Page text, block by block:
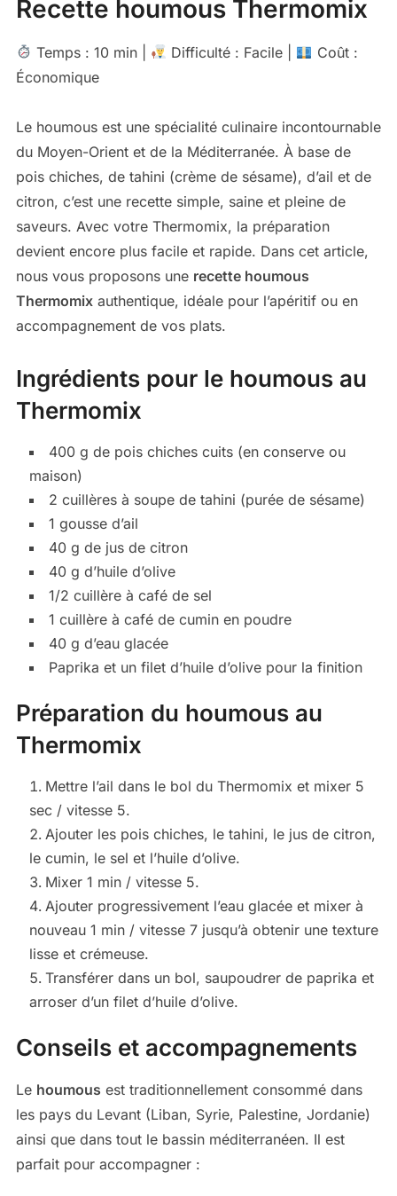
Recette houmous Thermomix
Temps : 10 min | Difficulté : Facile |
Coût :
Économique
Le houmous est une spécialité culinaire incontournable
du Moyen-Orient et de la Méditerranée. À base de
pois chiches, de tahini (crème de sésame), d’ail et de
citron, c’est une recette simple, saine et pleine de
saveurs. Avec votre Thermomix, la préparation
devient encore plus facile et rapide. Dans cet article,
nous vous proposons une recette houmous
Thermomixauthentique, idéale pour l’apéritif ou en
accompagnement de vos plats.
Ingrédients pour le houmous au
Thermomix
400 g de pois chiches cuits (en conserve ou
maison)
2 cuillères à soupe de tahini (purée de sésame)
1 gousse d’ail
40 g de jus de citron
40 g d’huile d’olive
1/2 cuillère à café de sel
1 cuillère à café de cumin en poudre
40 g d’eau glacée
Paprika et un filet d’huile d’olive pour la finition
Préparation du houmous au
Thermomix
Mettre l’ail dans le bol du Thermomix et mixer 5
sec / vitesse 5.
Ajouter les pois chiches, le tahini, le jus de citron,
le cumin, le sel et l’huile d’olive.
Mixer 1 min / vitesse 5.
Ajouter progressivement l’eau glacée et mixer à
nouveau 1 min / vitesse 7 jusqu’à obtenir une texture
lisse et crémeuse.
Transférer dans un bol, saupoudrer de paprika et
arroser d’un filet d’huile d’olive.
Conseils et accompagnements
Le houmous est traditionnellement consommé dans
les pays du Levant (Liban, Syrie, Palestine, Jordanie)
ainsi que dans tout le bassin méditerranéen. Il est
parfait pour accompagner :